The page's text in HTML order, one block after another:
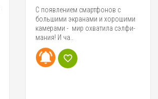
С появлением смартфонов с
большими экранами и хорошими
камерами - мир охватила сэлфи-
мания! И ча..